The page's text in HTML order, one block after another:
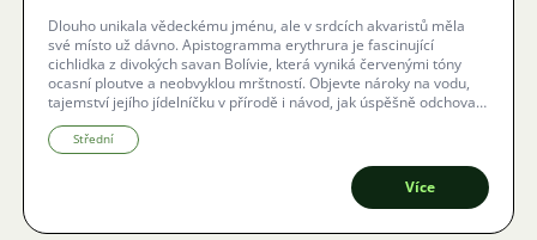
Dlouho unikala vědeckému jménu, ale v srdcích akvaristů měla
své místo už dávno. Apistogramma erythrura je fascinující
cichlidka z divokých savan Bolívie, která vyniká červenými tóny
ocasní ploutve a neobvyklou mrštností. Objevte nároky na vodu,
tajemství jejího jídelníčku v přírodě i návod, jak úspěšně odchovat
zdravou generaci v domácích podmínkách.
Střední
Více